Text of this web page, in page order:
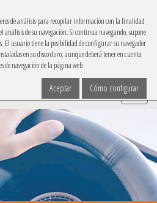
de análisis para recopilar información con la finalidad
análisis de su navegación. Si continua navegando, supone
El usuario tiene la posibilidad de configurar su navegador
en su disco duro, aunque deberá tener en cuenta
de navegación de la página web
Cómo configurar
Aceptar
Elige tu idioma
Menu